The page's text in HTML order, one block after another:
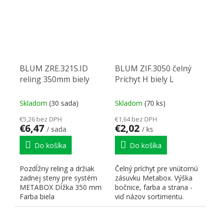
BLUM ZRE.321S.ID
reling 350mm biely
Skladom (30 sada)
€5,26 bez DPH
€6,47 / sada
Do košíka
Pozdĺžny reling a držiak
zadnej steny pre systém
METABOX Dĺžka 350 mm
Farba biela
BLUM ZIF.3050 čelný
Príchyt H biely L
Skladom (70 ks)
€1,64 bez DPH
€2,02 / ks
Do košíka
Čelný príchyt pre vnútornú
zásuvku Metabox. Výška
bočnice, farba a strana -
viď názov sortimentu.